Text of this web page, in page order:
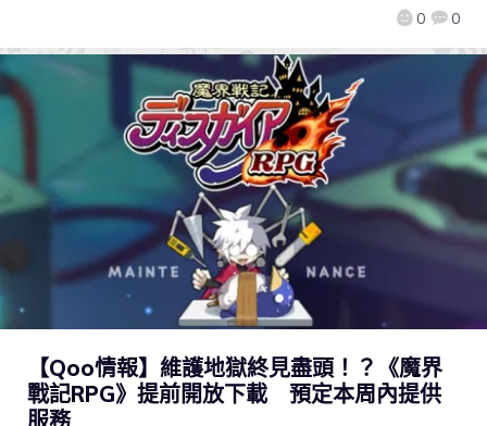
0 0
【Qoo情報】維護地獄終見盡頭！？《魔界
戰記RPG》提前開放下載 預定本周內提供
服務